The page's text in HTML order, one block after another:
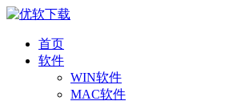
首页
软件
WIN软件
MAC软件